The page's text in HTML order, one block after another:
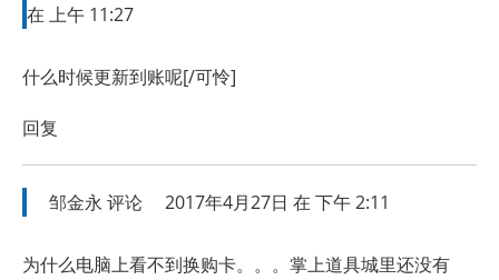
在 上午 11:27
什么时候更新到账呢[/可怜]
回复
邹金永 评论 2017年4月27日 在 下午 2:11
为什么电脑上看不到换购卡。。。掌上道具城里还没有